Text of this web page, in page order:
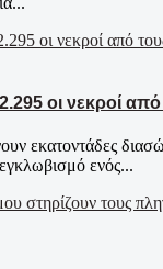
οι νεκροί
εκατοντάδες
ενός...